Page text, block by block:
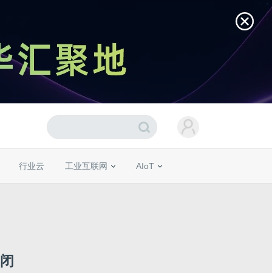
行业云 工业互联网 AIoT